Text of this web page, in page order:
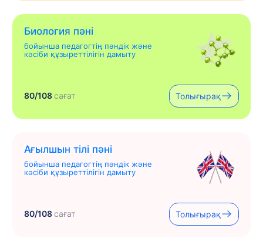
Биология пәні
бойынша педагогтің пәндік және
кәсіби құзыреттілігін дамыту
80/108сағат Толығырақ
Ағылшын тілі пәні
бойынша педагогтің пәндік және
кәсіби құзыреттілігін дамыту
80/108сағат Толығырақ